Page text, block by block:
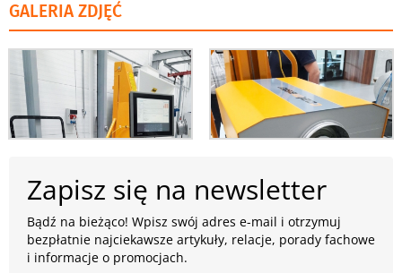
GALERIA ZDJĘĆ
Zapisz się na newsletter
Bądź na bieżąco! Wpisz swój adres e-mail i otrzymuj
bezpłatnie najciekawsze artykuły, relacje, porady fachowe
i informacje o promocjach.